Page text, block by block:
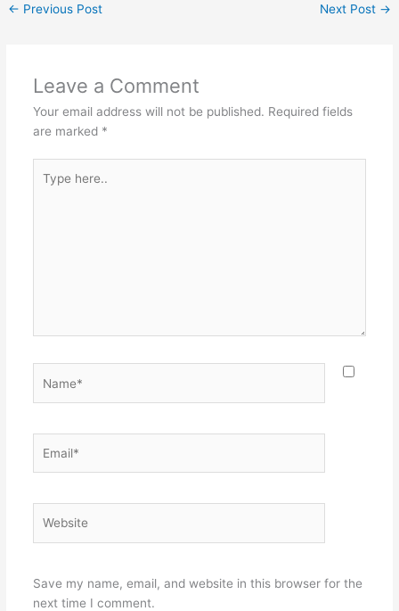
← Previous Post Next Post →
Leave a Comment
Your email address will not be published. Required fields
are marked *
here..
Save my name, email, and website in this browser for the
next time I comment.